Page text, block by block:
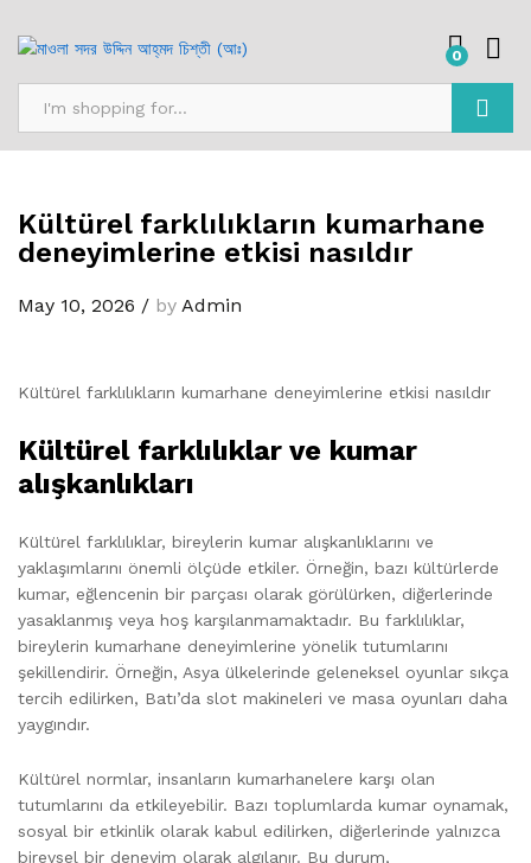
0
Kültürel farklılıkların kumarhane
deneyimlerine etkisi nasıldır
May 10, 2026 / by Admin
Kültürel farklılıkların kumarhane deneyimlerine etkisi nasıldır
Kültürel farklılıklar ve kumar
alışkanlıkları
Kültürel farklılıklar, bireylerin kumar alışkanlıklarını ve
yaklaşımlarını önemli ölçüde etkiler. Örneğin, bazı kültürlerde
kumar, eğlencenin bir parçası olarak görülürken, diğerlerinde
yasaklanmış veya hoş karşılanmamaktadır. Bu farklılıklar,
bireylerin kumarhane deneyimlerine yönelik tutumlarını
şekillendirir. Örneğin, Asya ülkelerinde geleneksel oyunlar sıkça
tercih edilirken, Batı’da slot makineleri ve masa oyunları daha
yaygındır.
Kültürel normlar, insanların kumarhanelere karşı olan
tutumlarını da etkileyebilir. Bazı toplumlarda kumar oynamak,
sosyal bir etkinlik olarak kabul edilirken, diğerlerinde yalnızca
bireysel bir deneyim olarak algılanır. Bu durum,